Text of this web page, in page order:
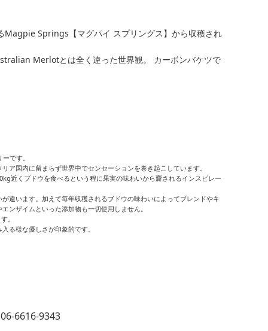
Springs【マグパイ スプリングス】から収穫され
Merlotとは全く違った世界観。 カーボンバケツで
です。
ア国内に留まらず世界中でセンセーションを巻き起こしています。
近くブドウを食べるという程に果実の味わいから齎されるインスピレー
違います。加えて毎年収穫されるブドウの味わいによってブレンドやキ
ンザイムといった添加物も一切使用しません。
。
る様な優しさが印象的です。
6616-9343